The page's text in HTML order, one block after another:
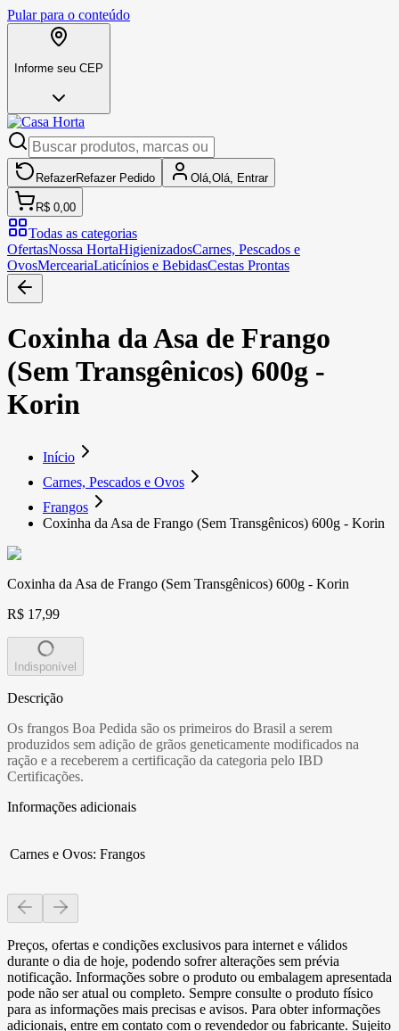
Pular para o conteúdo
Informe seu CEP
RefazerRefazer Pedido Olá, Olá, Entrar
R$ 0,00
Todas as categorias
OfertasNossa HortaHigienizadosCarnes, Pescados e
OvosMerceariaLaticínios e BebidasCestas Prontas
Coxinha da Asa de Frango
(Sem Transgênicos) 600g -
Korin
Início
Carnes, Pescados e Ovos
Frangos
Coxinha da Asa de Frango (Sem Transgênicos) 600g - Korin
Coxinha da Asa de Frango (Sem Transgênicos) 600g - Korin
R$ 17,99
Indisponível
Descrição
Os frangos Boa Pedida são os primeiros do Brasil a serem
produzidos sem adição de grãos geneticamente modificados na
ração e a receberem a certificação da categoria pelo IBD
Certificações.
Informações adicionais
Carnes e Ovos: Frangos
Preços, ofertas e condições exclusivos para internet e válidos
durante o dia de hoje, podendo sofrer alterações sem prévia
notificação. Informações sobre o produto ou embalagem apresentada
pode não ser atual ou completo. Sempre consulte o produto físico
para as informações mais precisas e avisos. Para obter informações
adicionais, entre em contato com o revendedor ou fabricante. Sujeito